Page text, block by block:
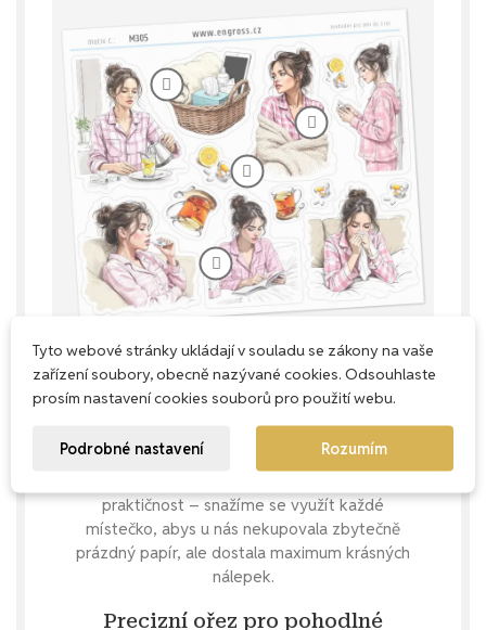
Každý milimetr má smysl
praktičnost – snažíme se využít každé
místečko, abys u nás nekupovala zbytečně
prázdný papír, ale dostala maximum krásných
nálepek.
Precizní ořez pro pohodlné
Tyto webové stránky ukládají v souladu se zákony na vaše
zařízení soubory, obecně nazývané cookies. Odsouhlaste
prosím nastavení cookies souborů pro použití webu.
Podrobné nastavení Rozumím